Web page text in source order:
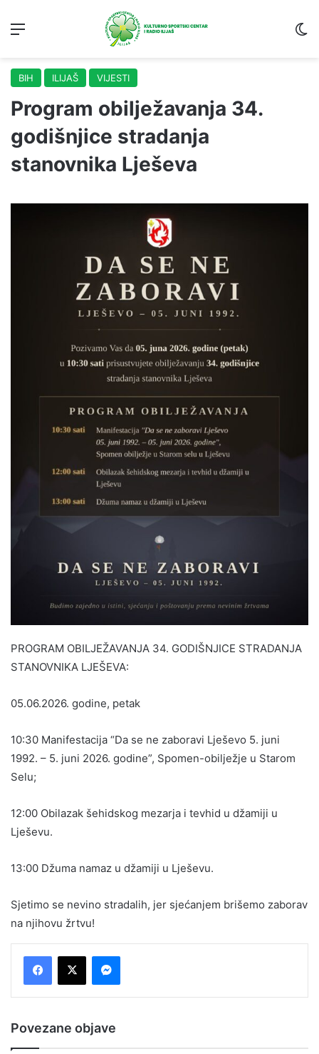
BIH ILIJAŠ VIJESTI
Program obilježavanja 34.
godišnjice stradanja
stanovnika Lješeva
PROGRAM OBILJEŽAVANJA 34. GODIŠNJICE STRADANJA
STANOVNIKA LJEŠEVA:
05.06.2026. godine, petak
10:30 Manifestacija “Da se ne zaboravi Lješevo 5. juni
1992. – 5. juni 2026. godine”, Spomen-obilježje u Starom
Selu;
12:00 Obilazak šehidskog mezarja i tevhid u džamiji u
Lješevu.
13:00 Džuma namaz u džamiji u Lješevu.
Sjetimo se nevino stradalih, jer sjećanjem brišemo zaborav
na njihovu žrtvu!
Povezane objave